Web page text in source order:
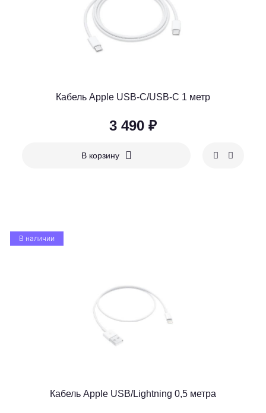
Кабель Apple USB-C/USB-C 1 метр
3 490 ₽
В корзину
В наличии
Кабель Apple USB/Lightning 0,5 метра